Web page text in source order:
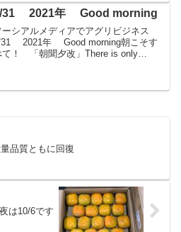
31 2021年 Good morning
ーシアルメディアでアグリビジネス
2021年 Good morning朝こそす
て！ 「朝聞夕改」There is only
品質ともに回復
は10/6です